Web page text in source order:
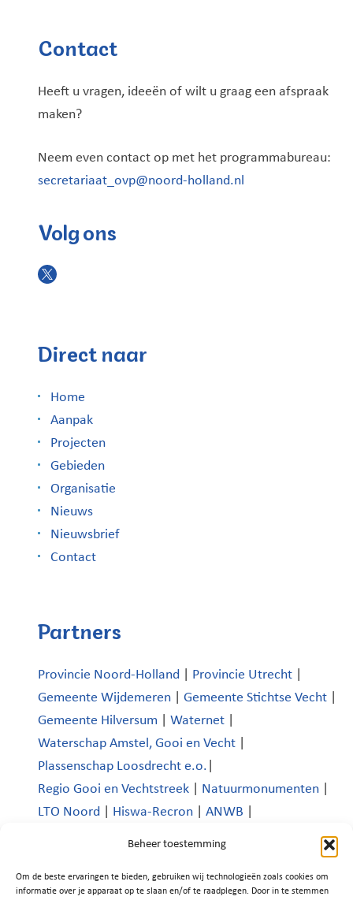
Beheer toestemming
Om de beste ervaringen te bieden, gebruiken wij technologieën zoals cookies om
informatie over je apparaat op te slaan en/of te raadplegen. Door in te stemmen
Contact
Heeft u vragen, ideeën of wilt u graag een afspraak
maken?
Neem even contact op met het programmabureau:
secretariaat_ovp@noord-holland.nl
Volg ons
Direct naar
Home
Aanpak
Projecten
Gebieden
Organisatie
Nieuws
Nieuwsbrief
Contact
Partners
Provincie Noord-Holland Provincie Utrecht
Gemeente Wijdemeren
Gemeente Stichtse Vecht
Gemeente Hilversum
Waternet
Waterschap Amstel, Gooi en Vecht
Plassenschap Loosdrecht e.o.
Regio Gooi en Vechtstreek
Natuurmonumenten
LTO Noord
Hiswa-Recron ANWB
Platform Recreatie en Toerisme Wijdemeren|